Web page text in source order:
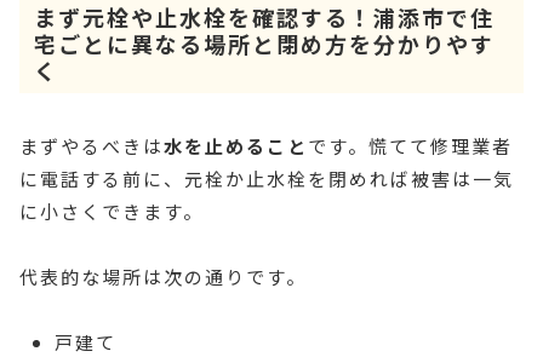
まず元栓や止水栓を確認する！浦添市で住
宅ごとに異なる場所と閉め方を分かりやす
く
まずやるべきは水を止めること です。慌てて修理業者
に電話する前に、元栓か止水栓を閉めれば被害は一気
に小さくできます。
代表的な場所は次の通りです。
戸建て